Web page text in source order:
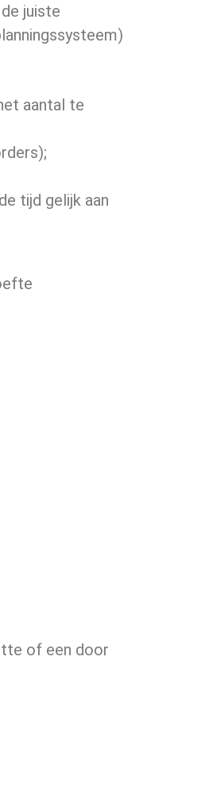
juiste
aantal te
tijd gelijk aan
of een door